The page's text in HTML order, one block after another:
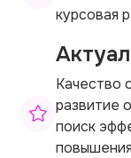
курсовая
Качество
развитие
поиск